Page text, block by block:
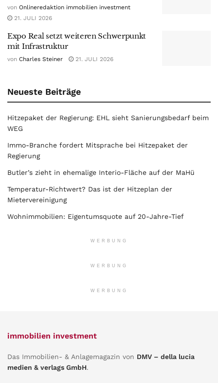
von Onlineredaktion immobilien investment
21. JULI 2026
Expo Real setzt weiteren Schwerpunkt
mit Infrastruktur
von Charles Steiner 21. JULI 2026
Neueste Beiträge
Hitzepaket der Regierung: EHL sieht Sanierungsbedarf beim
WEG
Immo-Branche fordert Mitsprache bei Hitzepaket der
Regierung
Butler’s zieht in ehemalige Interio-Fläche auf der MaHü
Temperatur-Richtwert? Das ist der Hitzeplan der
Mietervereinigung
Wohnimmobilien: Eigentumsquote auf 20-Jahre-Tief
WERBUNG
WERBUNG
WERBUNG
immobilien investment
Das Immobilien- & Anlagemagazin von DMV – della lucia
medien & verlags GmbH.